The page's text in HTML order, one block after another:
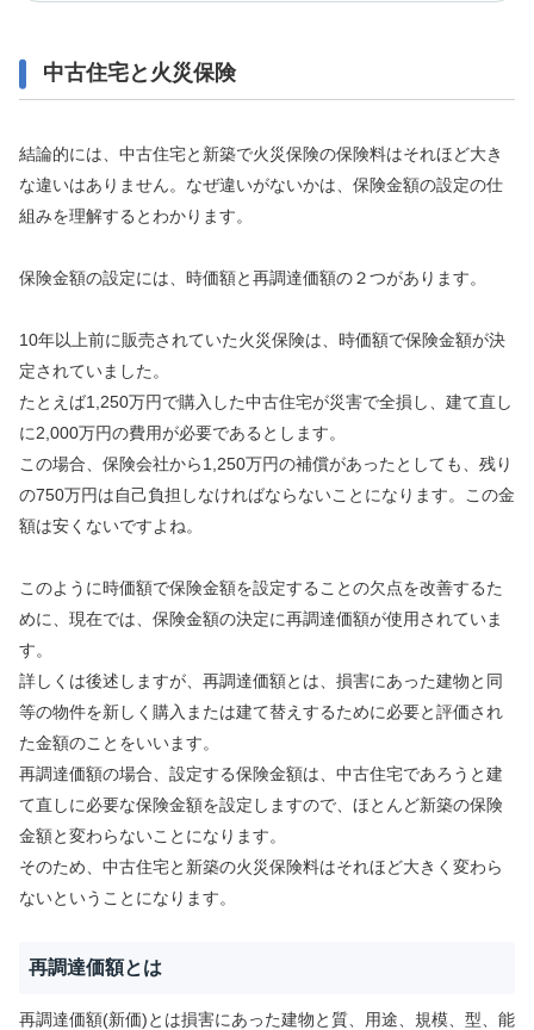
中古住宅と火災保険
結論的には、中古住宅と新築で火災保険の保険料はそれほど大き
な違いはありません。なぜ違いがないかは、保険金額の設定の仕
組みを理解するとわかります。
保険金額の設定には、時価額と再調達価額の２つがあります。
10年以上前に販売されていた火災保険は、時価額で保険金額が決
定されていました。
たとえば1,250万円で購入した中古住宅が災害で全損し、建て直し
に2,000万円の費用が必要であるとします。
この場合、保険会社から1,250万円の補償があったとしても、残り
の750万円は自己負担しなければならないことになります。この金
額は安くないですよね。
このように時価額で保険金額を設定することの欠点を改善するた
めに、現在では、保険金額の決定に再調達価額が使用されていま
す。
詳しくは後述しますが、再調達価額とは、損害にあった建物と同
等の物件を新しく購入または建て替えするために必要と評価され
た金額のことをいいます。
再調達価額の場合、設定する保険金額は、中古住宅であろうと建
て直しに必要な保険金額を設定しますので、ほとんど新築の保険
金額と変わらないことになります。
そのため、中古住宅と新築の火災保険料はそれほど大きく変わら
ないということになります。
再調達価額とは
再調達価額(新価)とは損害にあった建物と質、用途、規模、型、能